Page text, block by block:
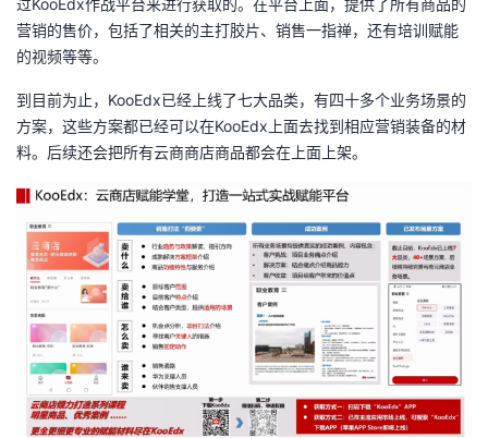
过KooEdx作战平台来进行获取的。在平台上面，提供了所有商品的
营销的售价，包括了相关的主打胶片、销售一指禅，还有培训赋能
的视频等等。
到目前为止，KooEdx已经上线了七大品类，有四十多个业务场景的
方案，这些方案都已经可以在KooEdx上面去找到相应营销装备的材
料。后续还会把所有云商商店商品都会在上面上架。